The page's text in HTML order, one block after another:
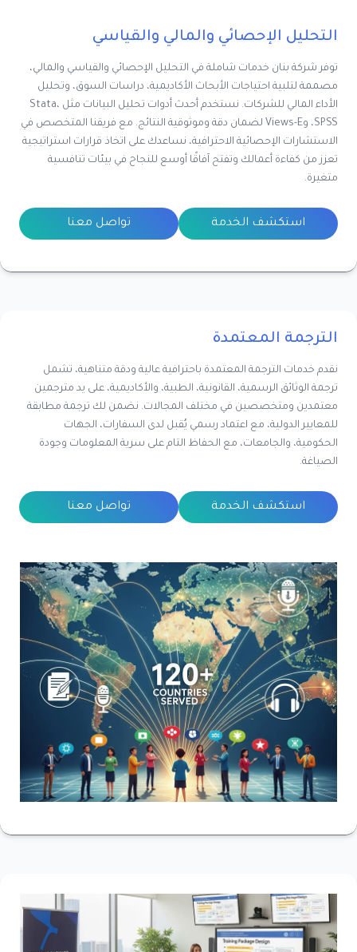
التحليل الإحصائي والمالي والقياسي
توفر شركة بنان خدمات شاملة في التحليل الإحصائي والقياسي والمالي،
مصممة لتلبية احتياجات الأبحاث الأكاديمية، دراسات السوق، وتحليل
الأداء المالي للشركات. نستخدم أحدث أدوات تحليل البيانات مثل Stata،
SPSS، وViews-E لضمان دقة وموثوقية النتائج. مع فريقنا المتخصص في
الاستشارات الإحصائية الاحترافية، نساعدك على اتخاذ قرارات استراتيجية
تعزز من كفاءة أعمالك وتفتح آفاقًا أوسع للنجاح في بيئات تنافسية
متغيرة.
استكشف الخدمة تواصل معنا
الترجمة المعتمدة
نقدم خدمات الترجمة المعتمدة باحترافية عالية ودقة متناهية، تشمل
ترجمة الوثائق الرسمية، القانونية، الطبية، والأكاديمية، على يد مترجمين
معتمدين ومتخصصين في مختلف المجالات. نضمن لك ترجمة مطابقة
للمعايير الدولية، مع اعتماد رسمي يُقبل لدى السفارات، الجهات
الحكومية، والجامعات، مع الحفاظ التام على سرية المعلومات وجودة
الصياغة.
استكشف الخدمة تواصل معنا